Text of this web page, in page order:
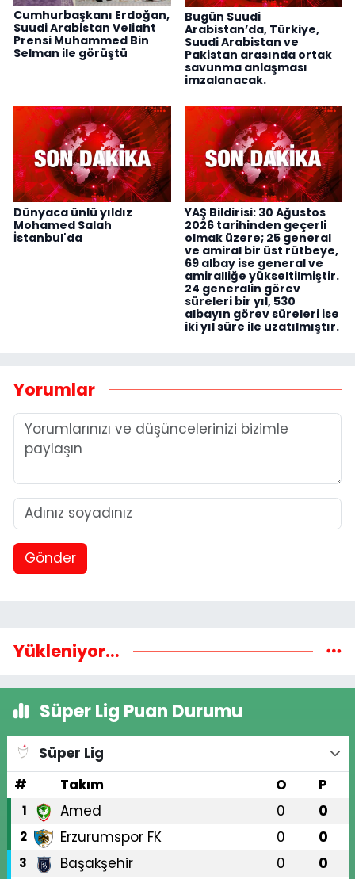
Cumhurbaşkanı Erdoğan,
Suudi Arabistan Veliaht
Prensi Muhammed Bin
Selman ile görüştü
Bugün Suudi
Arabistan’da, Türkiye,
Suudi Arabistan ve
Pakistan arasında ortak
savunma anlaşması
imzalanacak.
Dünyaca ünlü yıldız
Mohamed Salah
İstanbul'da
YAŞ Bildirisi: 30 Ağustos
2026 tarihinden geçerli
olmak üzere; 25 general
ve amiral bir üst rütbeye,
69 albay ise general ve
amiralliğe yükseltilmiştir.
24 generalin görev
süreleri bir yıl, 530
albayın görev süreleri ise
iki yıl süre ile uzatılmıştır.
Yorumlar
Gönder
Yükleniyor...
Süper Lig Puan Durumu
Süper Lig
#
Takım O P
1 Amed 0 0
2 Erzurumspor FK 0 0
3 Başakşehir 0 0